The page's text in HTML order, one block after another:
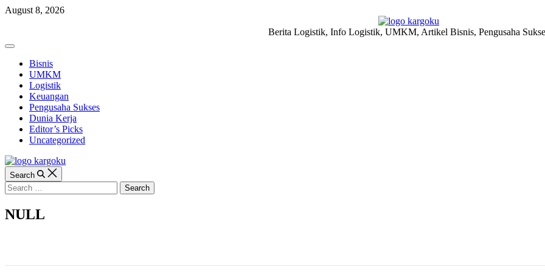
Skip
August 8, 2026
Berita Logistik, Info Logistik, UMKM, Artikel Bisnis, Pengusaha
Off
CanvasBisnis
UMKM
Logistik
Keuangan
Pengusaha Sukses
Dunia Kerja
Editor’s Picks
Uncategorized
Search
Search
for:
NULL